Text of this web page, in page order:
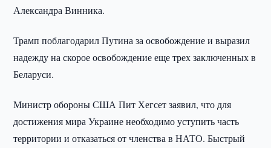
Александра Винника.
Трамп поблагодарил Путина за освобождение и выразил
надежду на скорое освобождение еще трех заключенных в
Беларуси.
Министр обороны США Пит Хегсет заявил, что для
достижения мира Украине необходимо уступить часть
территории и отказаться от членства в НАТО. Быстрый